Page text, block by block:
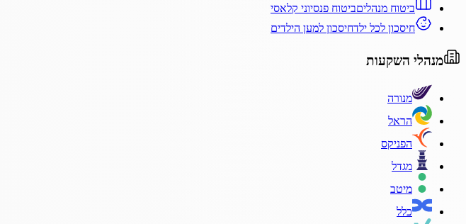
ביטוח מנהליםביטוח פנסיוני קלאסי
חיסכון לכל ילדחיסכון למען הילדים
מנהלי השקעות
מנורה
הראל
הפניקס
מגדל
מיטב
כלל